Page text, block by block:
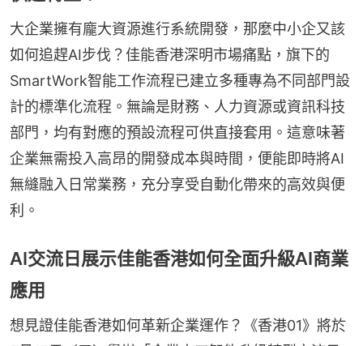
大企業擁有龐大資源進行系統開發，那麼中小企又該
如何追趕AI步伐？佳能香港深明市場痛點，旗下的
SmartWork智能工作流程已建立多種專為不同部門設
計的標準化流程。無論是財務、人力資源或資訊科技
部門，均有對應的預設流程可供直接套用。這意味著
企業無需投入高昂的開發成本與時間，便能即時將AI
無縫融入日常業務，充分享受自動化帶來的高效與便
利。
AI交流日展示佳能香港如何全面升級AI商業
應用
想見證佳能香港如何革新企業運作？《香港01》將於